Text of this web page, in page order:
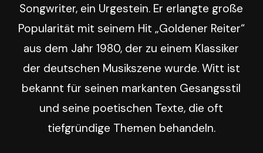
Songwriter, ein Urgestein. Er erlangte große
Popularität mit seinem Hit „Goldener Reiter“
aus dem Jahr 1980, der zu einem Klassiker
der deutschen Musikszene wurde. Witt ist
bekannt für seinen markanten Gesangsstil
und seine poetischen Texte, die oft
tiefgründige Themen behandeln.